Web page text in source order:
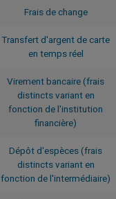
Frais de change
Transfert d'argent de carte
en temps réel
Virement bancaire (frais
distincts variant en
fonction de l'institution
financière)
Dépôt d'espèces (frais
distincts variant en
fonction de l'intermédiaire)